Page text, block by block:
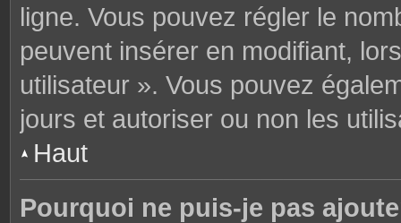
ligne. Vous pouvez régler le
peuvent insérer en modifiant,
utilisateur ». Vous pouvez
jours et autoriser ou non les
Haut
Pourquoi ne puis-je pas